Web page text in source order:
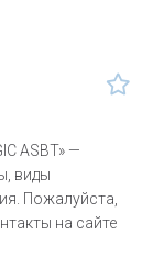
ASBT» —
виды
Пожалуйста,
на сайте